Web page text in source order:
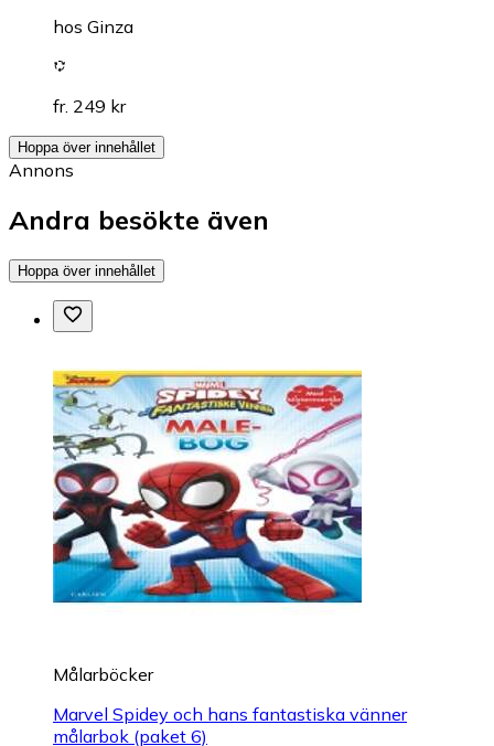
hos Ginza
fr. 249 kr
Hoppa över innehållet
Annons
Andra besökte även
Hoppa över innehållet
Målarböcker
Marvel Spidey och hans fantastiska vänner
målarbok (paket 6)